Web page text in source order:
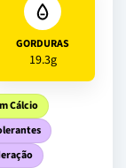
GORDURAS
19.3g
Cálcio